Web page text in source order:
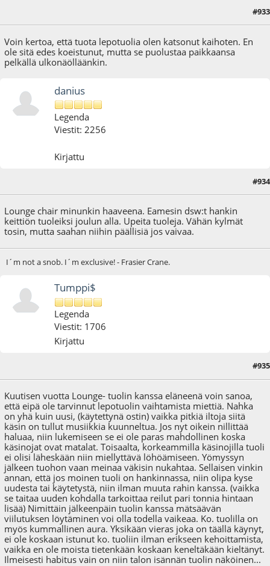
#933
Voin kertoa, että tuota lepotuolia olen katsonut kaihoten. En
ole sitä edes koeistunut, mutta se puolustaa paikkaansa
pelkällä ulkonäölläänkin.
danius
Legenda
Viestit: 2256
Kirjattu
#934
Lounge chair minunkin haaveena. Eamesin dsw:t hankin
keittiön tuoleiksi joulun alla. Upeita tuoleja. Vähän kylmät
tosin, mutta saahan niihin päällisiä jos vaivaa.
I´m not a snob. I´m exclusive! - Frasier Crane.
Tumppi$
Legenda
Viestit: 1706
Kirjattu
: 19.08.18 - klo:21:24 käyttäjältä Tumppi$#935
Kuutisen vuotta Lounge- tuolin kanssa eläneenä voin sanoa,
että eipä ole tarvinnut lepotuolin vaihtamista miettiä. Nahka
on yhä kuin uusi, (käytettynä ostin) vaikka pitkiä iltoja siitä
käsin on tullut musiikkia kuunneltua. Jos nyt oikein nillittää
haluaa, niin lukemiseen se ei ole paras mahdollinen koska
käsinojat ovat matalat. Toisaalta, korkeammilla käsinojilla tuoli
ei olisi läheskään niin miellyttävä löhöämiseen. Yömyssyn
jälkeen tuohon vaan meinaa väkisin nukahtaa. Sellaisen vinkin
annan, että jos moinen tuoli on hankinnassa, niin olipa kyse
uudesta tai käytetystä, niin ilman muuta rahin kanssa. (vaikka
se taitaa uuden kohdalla tarkoittaa reilut pari tonnia hintaan
lisää) Nimittäin jälkeenpäin tuolin kanssa mätsäävän
viilutuksen löytäminen voi olla todella vaikeaa. Ko. tuolilla on
myös kummallinen aura. Yksikään vieras joka on täällä käynyt,
ei ole koskaan istunut ko. tuoliin ilman erikseen kehoittamista,
vaikka en ole moista tietenkään koskaan keneltäkään kieltänyt.
Ilmeisesti habitus vain on niin talon isännän tuolin näköinen...